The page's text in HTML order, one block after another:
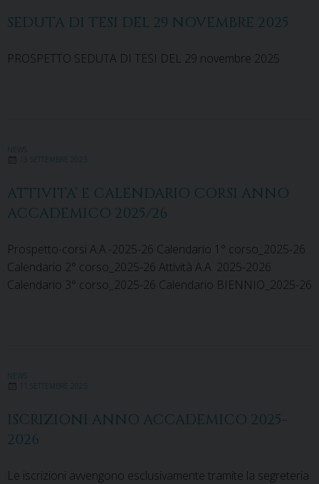
SEDUTA DI TESI DEL 29 NOVEMBRE 2025
PROSPETTO SEDUTA DI TESI DEL 29 novembre 2025
NEWS
13 SETTEMBRE 2025
ATTIVITA’ E CALENDARIO CORSI ANNO
ACCADEMICO 2025/26
Prospetto-corsi A.A.-2025-26 Calendario 1° corso_2025-26
Calendario 2° corso_2025-26 Attività A.A. 2025-2026
Calendario 3° corso_2025-26 Calendario BIENNIO_2025-26
NEWS
11 SETTEMBRE 2025
ISCRIZIONI ANNO ACCADEMICO 2025-
2026
Le iscrizioni avvengono esclusivamente tramite la segreteria